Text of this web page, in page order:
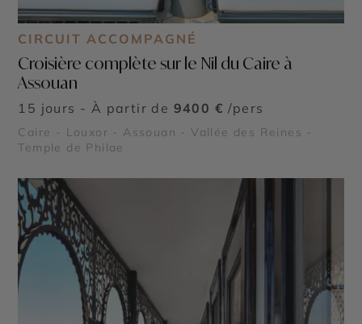
CIRCUIT ACCOMPAGNÉ
Croisière complète sur le Nil du Caire à
Assouan
15 jours - À partir de 9400 € /pers
Caire - Louxor - Assouan - Vallée des Reines -
Temple de Philae